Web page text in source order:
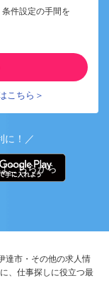
件設定の手間を
こちら＞
に！／
こちらから
達市・その他の求人情
、仕事探しに役立つ最